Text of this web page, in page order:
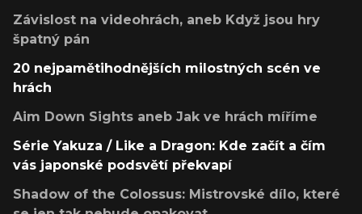
Závislost na videohrách, aneb Když jsou hry
špatný pán
20 nejpamětihodnějších milostných scén ve
hrách
Aim Down Sights aneb Jak ve hrách míříme
Série Yakuza / Like a Dragon: Kde začít a čím
vás japonské podsvětí překvapí
Shadow of the Colossus: Mistrovské dílo, které